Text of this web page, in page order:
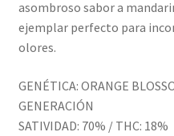
asombroso sabor a
ejemplar perfecto para
olores.
GENÉTICA: ORANGE
GENERACIÓN
SATIVIDAD: 70% / THC: 18%